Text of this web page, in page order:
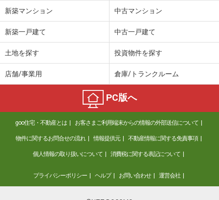
新築マンション 中古マンション
新築一戸建て 中古一戸建て
土地を探す 投資物件を探す
店舗/事業用 倉庫/トランクルーム
PC版へ
goo住宅・不動産とは お客さまご利用端末からの情報の外部送信について
物件に関するお問合せの流れ 情報提供元 不動産情報に関する免責事項
個人情報の取り扱いについて 消費税に関する表記について
プライバシーポリシー ヘルプ お問い合わせ 運営会社